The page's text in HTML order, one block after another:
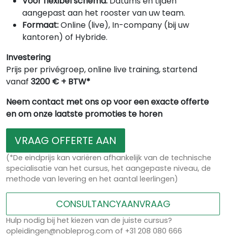
aangepast aan het rooster van uw team.
Formaat:Online (live), In-company (bij uw
kantoren) of Hybride.
Investering
Prijs per privégroep, online live training, startend
vanaf 3200 € + BTW*
Neem contact met ons op voor een exacte offerte
en om onze laatste promoties te horen
VRAAG OFFERTE AAN
(*De eindprijs kan variëren afhankelijk van de technische
specialisatie van het cursus, het aangepaste niveau, de
methode van levering en het aantal leerlingen)
CONSULTANCYAANVRAAG
Hulp nodig bij het kiezen van de juiste cursus?
opleidingen@nobleprog.com of +31 208 080 666